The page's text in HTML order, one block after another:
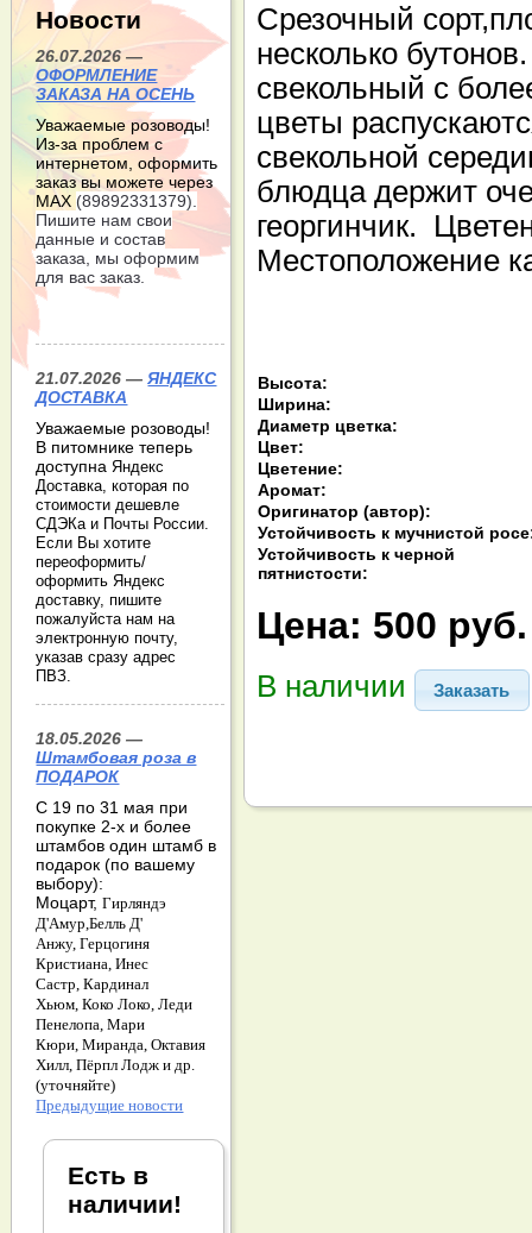
Срезочный
несколько
свекольный с
цветы
свекольной
блюдца держит
георгинчик.
Местоположение
Высота:
Ширина:
Диаметр цветка:
Цвет:
Цветение:
Аромат:
Оригинатор (автор):
Устойчивость к мучнистой
Устойчивость к черной
пятнистости:
Цена: 500 руб.
В наличии Заказать
Новости
26.07.2026 —
ОФОРМЛЕНИЕ
ЗАКАЗА НА ОСЕНЬ
Уважаемые розоводы!
Из-за проблем с
интернетом, оформить
заказ вы можете через
МАХ (89892331379).
Пишите нам свои
данные и состав
заказа, мы оформим
для вас заказ.
21.07.2026 —ЯНДЕКС
ДОСТАВКА
Уважаемые розоводы!
В питомнике теперь
доступнаЯндекс
Доставка, которая по
стоимости дешевле
СДЭКа и Почты России.
Если Вы хотите
переоформить/
оформить Яндекс
доставку, пишите
пожалуйста нам на
электронную почту,
указав сразу адрес
ПВЗ.
18.05.2026 —
Штамбовая роза в
ПОДАРОК
С 19 по 31 мая при
покупке 2-х и более
штамбов один штамб в
подарок (по вашему
выбору):
Моцарт,Гирляндэ
Д'Амур,Белль Д'
Анжу,Герцогиня
Кристиана,Инес
Састр,Кардинал
Хьюм,Коко Локо,Леди
Пенелопа,Мари
Кюри,Миранда,Октавия
Хилл,Пёрпл Лодж и др.
(уточняйте)
Предыдущие новости
Есть в
наличии!